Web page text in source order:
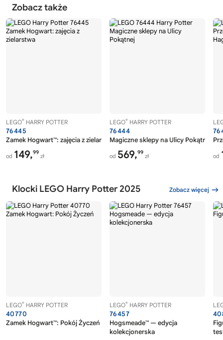
Zobacz także
LEGO® HARRY POTTER
76445
Zamek Hogwart™: zajęcia z zielarstwa
od 149,99
zł
LEGO® HARRY POTTER
76444
Magiczne sklepy na Ulicy Pokątnej
od 569,99
zł od
Klocki LEGO Harry Potter 2025 Zobacz więcej
LEGO® HARRY POTTER
40770
Zamek Hogwart™: Pokój Życzeń
LEGO® HARRY POTTER
76457
Hogsmeade™ — edycja
kolekcjonerska